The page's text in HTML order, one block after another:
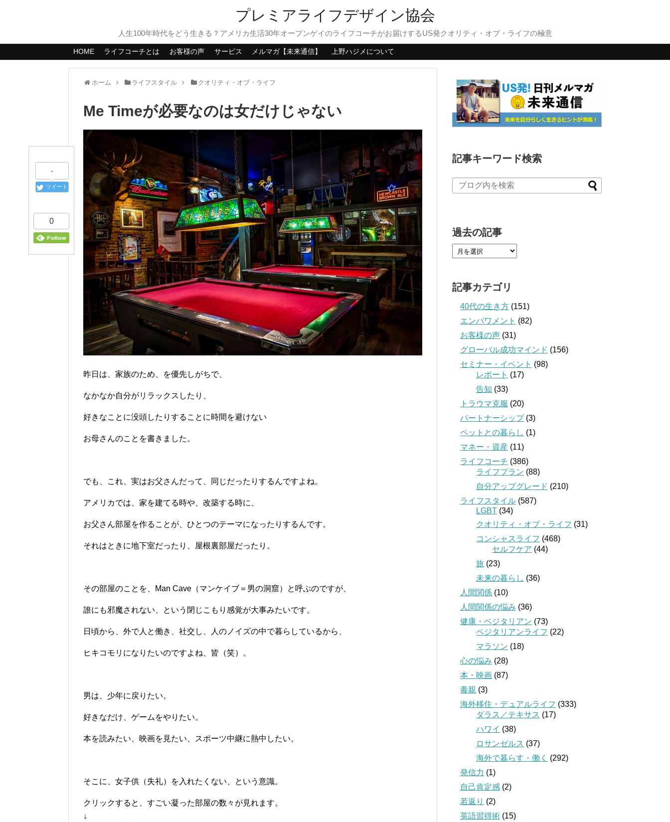
プレミアライフデザイン協会
人生100年時代をどう生きる？アメリカ生活30年オープンゲイのライフコーチがお届けするUS発クオリティ・オブ・ライフの極意
HOME ライフコーチとは お客様の声 サービス メルマガ【未来通信】 上野ハジメについて
ホーム ライフスタイル クオリティ・オブ・ライフ
-
ツイート
0
Me Timeが必要なのは女だけじゃない
昨日は、家族のため、を優先しがちで、
なかなか自分がリラックスしたり、
好きなことに没頭したりすることに時間を避けない
お母さんのことを書きました。
でも、これ、実はお父さんだって、同じだったりするんですよね。
アメリカでは、家を建てる時や、改築する時に、
お父さん部屋を作ることが、ひとつのテーマになったりするんです。
それはときに地下室だったり、屋根裏部屋だったり。
その部屋のことを、Man Cave（マンケイブ＝男の洞窟）と呼ぶのですが、
誰にも邪魔されない、という閉じこもり感覚が大事みたいです。
日頃から、外で人と働き、社交し、人のノイズの中で暮らしているから、
ヒキコモリになりたいのですよね、皆（笑）。
男は、少年に戻りたい。
好きなだけ、ゲームをやりたい。
本を読みたい、映画を見たい、スポーツ中継に熱中したい。
そこに、女子供（失礼）を入れたくない、という意識。
クリックすると、すごい凝った部屋の数々が見れます。
↓
記事キーワード検索
過去の記事
記事カテゴリ
40代の生き方 (151)
エンパワメント (82)
お客様の声 (31)
グローバル成功マインド (156)
セミナー・イベント (98)
レポート (17)
告知 (33)
トラウマ克服 (20)
パートナーシップ(3)
ペットとの暮らし (1)
マネー・資産 (11)
ライフコーチ (386)
ライフプラン (88)
自分アップグレード (210)
ライフスタイル (587)
LGBT (34)
クオリティ・オブ・ライフ (31)
コンシャスライフ (468)
セルフケア (44)
旅 (23)
未来の暮らし (36)
人間関係 (10)
人間関係の悩み (36)
健康・ベジタリアン (73)
ベジタリアンライフ (22)
マラソン (18)
心の悩み (28)
本・映画 (87)
毒親 (3)
海外移住・デュアルライフ (333)
ダラス／テキサス (17)
ハワイ (38)
ロサンゼルス (37)
海外で暮らす・働く
(292)
発信力 (1)
自己肯定感 (2)
若返り (2)
英語習得術 (15)